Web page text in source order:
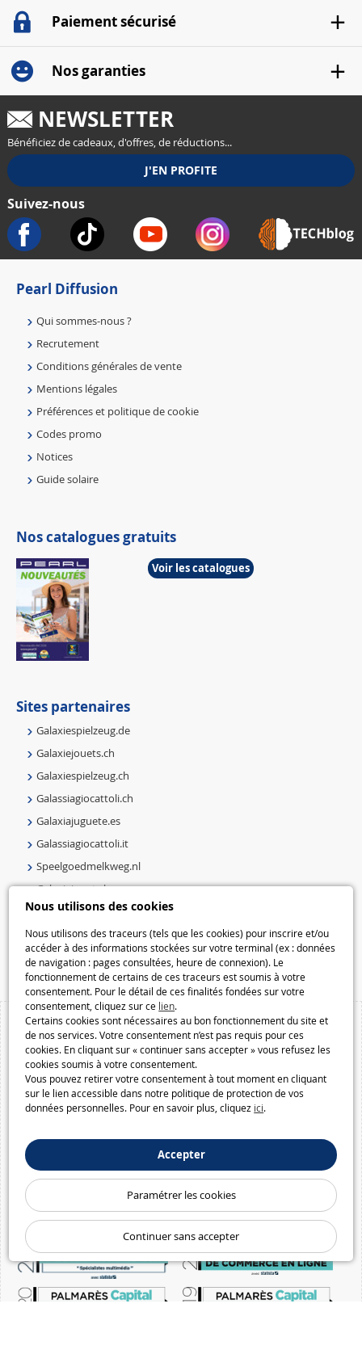
Nous utilisons des cookies
Nous utilisons des traceurs (tels que les cookies) pour inscrire et/ou
accéder à des informations stockées sur votre terminal (ex : données
de navigation : pages consultées, heure de connexion). Le
fonctionnement de certains de ces traceurs est soumis à votre
consentement. Pour le détail de ces finalités fondées sur votre
consentement, cliquez sur ce lien.
Certains cookies sont nécessaires au bon fonctionnement du site et
de nos services. Votre consentement n’est pas requis pour ces
cookies. En cliquant sur « continuer sans accepter » vous refusez les
cookies soumis à votre consentement.
Vous pouvez retirer votre consentement à tout moment en cliquant
sur le lien accessible dans notre politique de protection de vos
données personnelles. Pour en savoir plus, cliquez ici.
Accepter
Paramétrer les cookies
Continuer sans accepter
Paiement sécurisé
Nos garanties
NEWSLETTER
Bénéficiez de cadeaux, d'offres, de réductions...
Suivez-nous
Pearl Diffusion
Qui sommes-nous ?
Recrutement
Conditions générales de vente
Mentions légales
Préférences et politique de cookie
Codes promo
Notices
Guide solaire
Nos catalogues gratuits
Voir les catalogues
Sites partenaires
Galaxiespielzeug.de
Galaxiejouets.ch
Galaxiespielzeug.ch
Galassiagiocattoli.ch
Galaxiajuguete.es
Galassiagiocattoli.it
Speelgoedmelkweg.nl
Galaxiejouets.be
Galaxiespielzeug.be
Speelgoedmelkweg.be
Macway.com